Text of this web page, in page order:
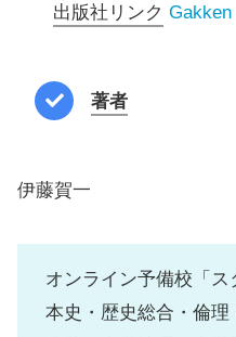
出版社リンク Gakken
著者
伊藤賀一
オンライン予備校「ス
本史・歴史総合・倫理